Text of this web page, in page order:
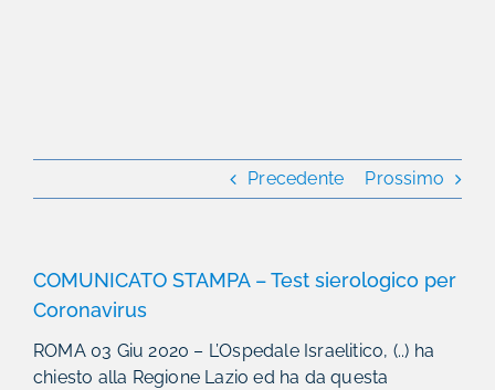
Precedente Prossimo
COMUNICATO STAMPA – Test sierologico per
Coronavirus
ROMA 03 Giu 2020 – L’Ospedale Israelitico, (..) ha
chiesto alla Regione Lazio ed ha da questa